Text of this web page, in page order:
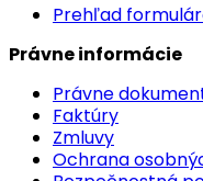
Prehľad
Právne informácie
Právne
Faktúry
Zmluvy
Ochrana